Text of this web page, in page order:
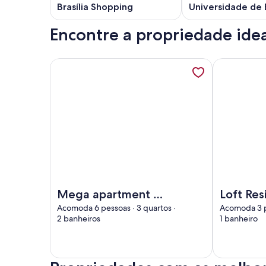
Brasília Shopping Universidade de
Encontre a propriedade
Mega apartment on
SQN 214 opposite
the Olhos D`Água
Acomoda 6 pessoas · 3 quartos ·
2 banheiros
Mais informações sobre Mega apartment on
Loft
Acomoda 3
1 banheiro
Mais